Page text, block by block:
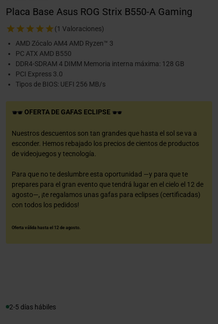
Placa Base Asus ROG Strix B550-A Gaming
(1 Valoraciones)
AMD Zócalo AM4 AMD Ryzen™ 3
PC ATX AMD B550
DDR4-SDRAM 4 DIMM Memoria interna máxima: 128 GB
PCI Express 3.0
Tipos de BIOS: UEFI 256 MB/s
OFERTA DE GAFAS ECLIPSE
Nuestros descuentos son tan grandes que hasta el sol se va a
esconder. Hemos rebajado los precios de cientos de productos
de videojuegos y tecnología.
Para que no te deslumbre esta oportunidad —y para que te
prepares para el gran evento que tendrá lugar en el cielo el 12 de
agosto—, ¡te regalamos unas gafas para eclipses (certificadas)
con todos los pedidos!
Oferta válida hasta el 12 de agosto.
2-5 días hábiles